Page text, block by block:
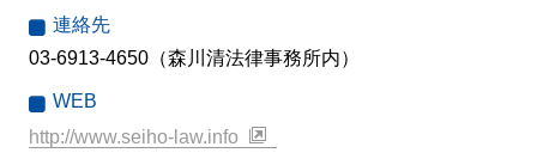
連絡先
03-6913-4650（森川清法律事務所内）
WEB
http://www.seiho-law.info